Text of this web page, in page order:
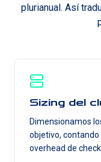
plurianual. Así
Sizing del
Dimensionamos
objetivo, contando
overhead de